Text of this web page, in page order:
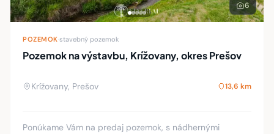
6
POZEMOK stavebný pozemok
Pozemok na výstavbu, Krížovany, okres Prešov
Krížovany, Prešov 13,6 km
Ponúkame Vám na predaj pozemok, s nádhernými